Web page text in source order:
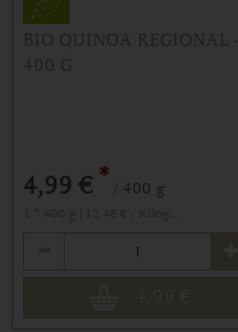
BIO QUINOA REGIONAL -
400 G
4,99 € * / 400 g
1 * 400 g (12,48 € / Kilogramm)